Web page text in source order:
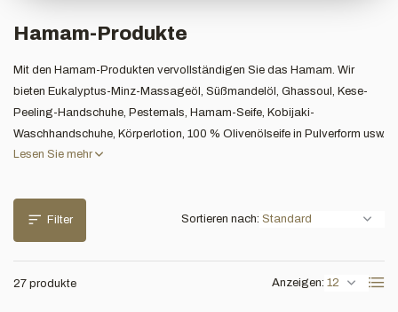
Hamam-Produkte
Mit den Hamam-Produkten vervollständigen Sie das Hamam. Wir
bieten Eukalyptus-Minz-Massageöl, Süßmandelöl, Ghassoul, Kese-
Peeling-Handschuhe, Pestemals, Hamam-Seife, Kobijaki-
Waschhandschuhe, Körperlotion, 100 % Olivenölseife in Pulverform usw.
Lesen Sie mehr
Filter
27 produkte Anzeigen:
Sortieren nach: